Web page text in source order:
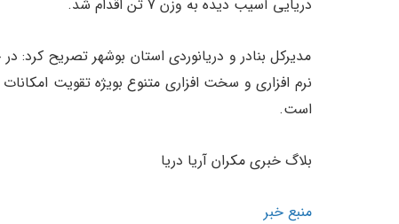
دریایی آسیب دیده به وزن 7 تن اقدام شد.
مدیرکل بنادر و دریانوردی استان بوشهر تصریح
نرم افزاری و سخت افزاری متنوع بویژه تقویت
است.
بلاگ خبری مکران آریا دریا
منبع خبر